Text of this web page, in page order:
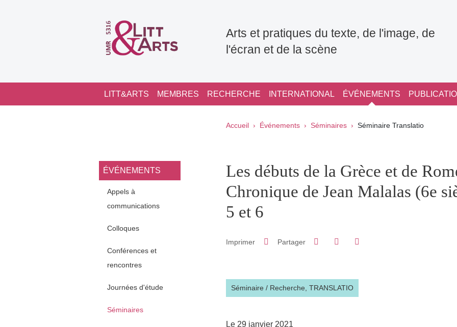
Arts et pratiques du texte, de l'image, de
l'écran et de la scène
Navigation principale
LITT&ARTS MEMBRES RECHERCHE INTERNATIONAL ÉVÉNEMENTS
Fil d'Ariane
Accueil Événements Séminaires Séminaire Translatio
Navigation principale Sidebar
ÉVÉNEMENTS
Appels à
communications
Colloques
Conférences et
rencontres
Journées d'étude
Séminaires
Les débuts de la Grèce et de
Chronique de Jean Malalas (6e
5 et 6
Imprimer Partager Partager sur Facebook
Partager sur LinkedIn
Séminaire / Recherche, TRANSLATIO
Le 29 janvier 2021